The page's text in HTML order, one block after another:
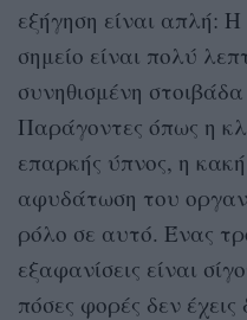
εξήγηση είναι απλή:
σημείο είναι πολύ
συνηθισμένη
Παράγοντες όπως η
επαρκής ύπνος, η
αφυδάτωση του
ρόλο σε αυτό. Ένας
εξαφανίσεις είναι
πόσες φορές δεν έχεις